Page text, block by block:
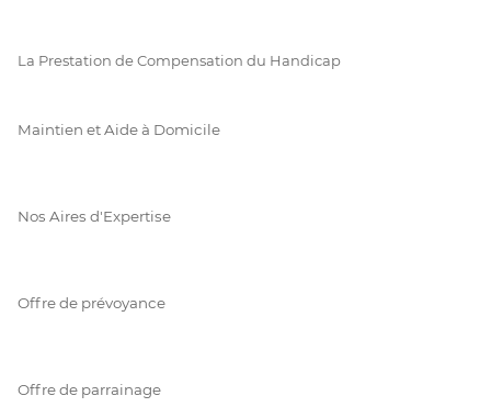
La Prestation de Compensation du Handicap
Maintien et Aide à Domicile
Nos Aires d'Expertise
Offre de prévoyance
Offre de parrainage